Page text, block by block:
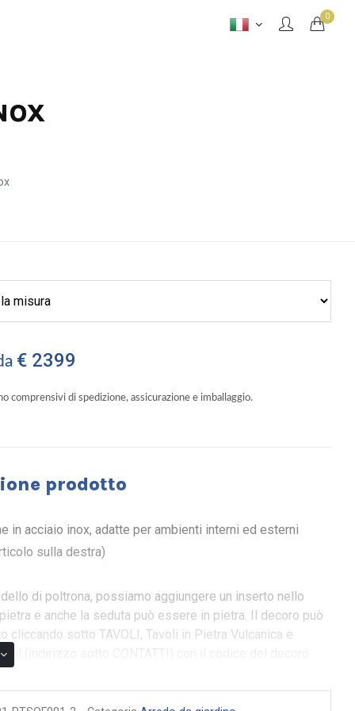
0
€ 2399
comprensivi di spedizione, assicurazione e imballaggio.
prodotto
in acciaio inox, adatte per ambienti interni ed esterni
sulla destra)
di poltrona, possiamo aggiungere un inserto nello
e anche la seduta può essere in pietra. Il decoro può
cliccando sotto TAVOLI, Tavoli in Pietra Vulcanica e
mail (indirizzo sotto CONTATTI) con il codice del decoro
sul sito.